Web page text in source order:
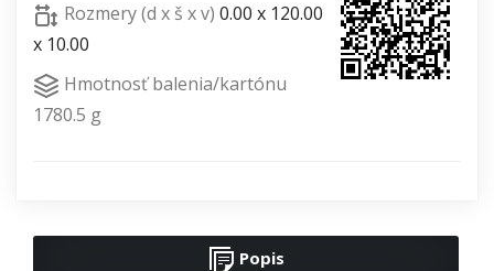
Rozmery (d x š x v) 0.00 x 120.00
x 10.00
Hmotnosť balenia/kartónu
1780.5 g
Popis